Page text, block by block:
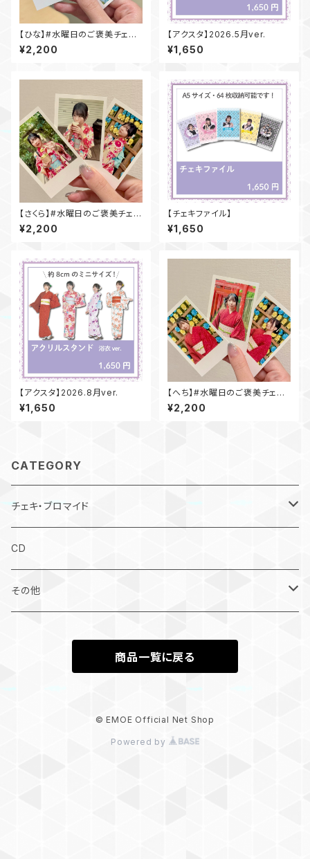
【ひな】#水曜日のご褒美チェキ
(海ver.)
¥2,200
【アクスタ】2026.5月ver.
¥1,650
【さくら】#水曜日のご褒美チェキ
(浴衣ver.)
¥2,200
【チェキファイル】
¥1,650
【アクスタ】2026.8月ver.
¥1,650
【へち】#水曜日のご褒美チェキ
(浴衣ver.)
¥2,200
CATEGORY
チェキ・ブロマイド
#水曜日のご褒美チェキ
オンラインサイン会
CD
その他
まこ生誕2024
商品一覧に戻る
© EMOE Official Net Shop
Powered by